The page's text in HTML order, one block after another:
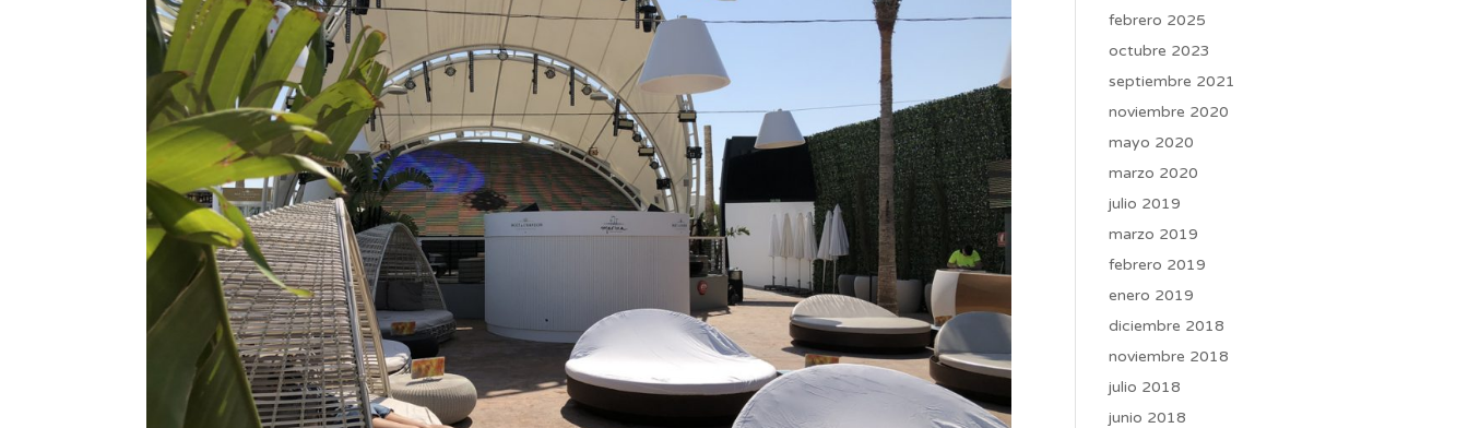
febrero 2025
octubre 2023
septiembre 2021
noviembre 2020
mayo 2020
marzo 2020
julio 2019
marzo 2019
febrero 2019
enero 2019
diciembre 2018
noviembre 2018
julio 2018
junio 2018